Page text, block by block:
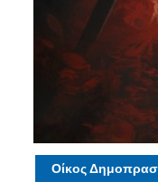
Οίκος